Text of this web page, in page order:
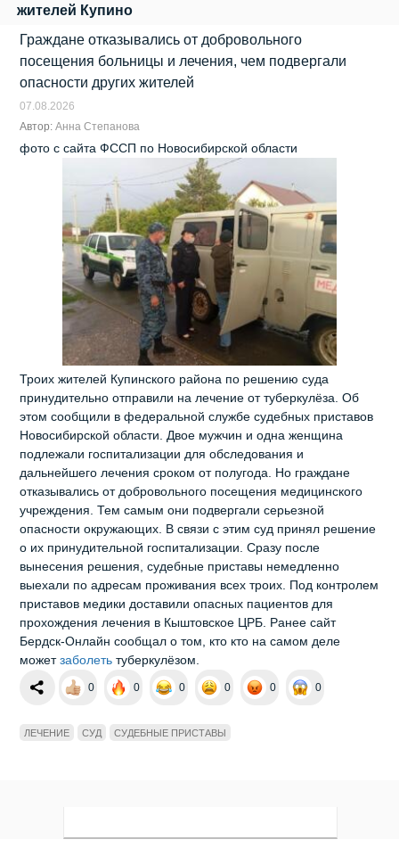
жителей Купино
Граждане отказывались от добровольного
посещения больницы и лечения, чем подвергали
опасности других жителей
07.08.2026
Автор:Анна Степанова
фото с сайта ФССП по Новосибирской области
Троих жителей Купинского района по решению суда
принудительно отправили на лечение от туберкулёза. Об
этом сообщили в федеральной службе судебных приставов
Новосибирской области. Двое мужчин и одна женщина
подлежали госпитализации для обследования и
дальнейшего лечения сроком от полугода. Но граждане
отказывались от добровольного посещения медицинского
учреждения. Тем самым они подвергали серьезной
опасности окружающих. В связи с этим суд принял решение
о их принудительной госпитализации. Сразу после
вынесения решения, судебные приставы немедленно
выехали по адресам проживания всех троих. Под контролем
приставов медики доставили опасных пациентов для
прохождения лечения в Кыштовское ЦРБ. Ранее сайт
Бердск-Онлайн сообщал о том, кто кто на самом деле
можетзаболеть туберкулёзом.
0 0 0 0 0 0
ЛЕЧЕНИЕ СУД СУДЕБНЫЕ ПРИСТАВЫ